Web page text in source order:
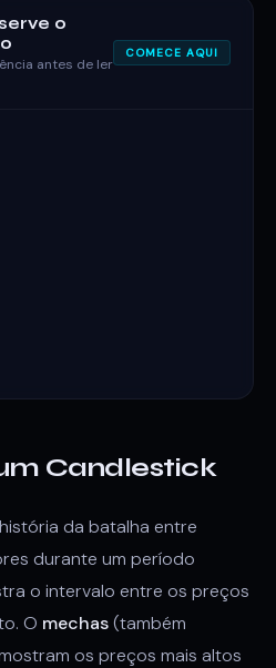
o
antes de ler
COMECE AQUI
Candlestick
da batalha entre
durante um período
o intervalo entre os preços
O mechas(também
os preços mais altos